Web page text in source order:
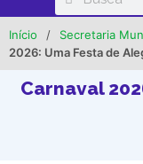
Início / Secretaria
2026: Uma Festa de
Carnaval